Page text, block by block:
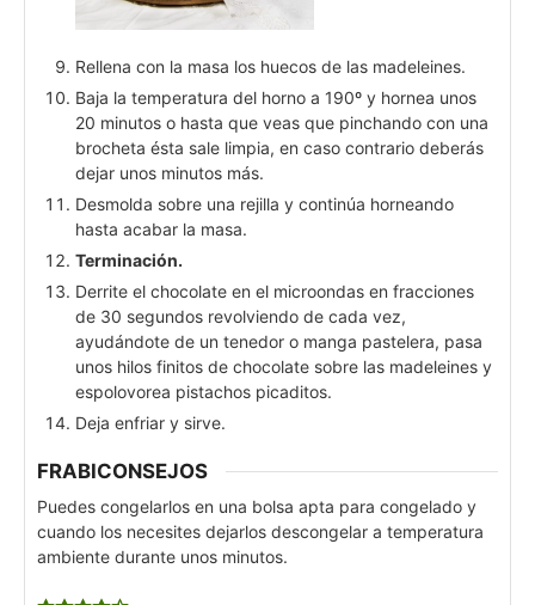
Rellena con la masa los huecos de las madeleines.
Baja la temperatura del horno a 190º y hornea unos
20 minutos o hasta que veas que pinchando con una
brocheta ésta sale limpia, en caso contrario deberás
dejar unos minutos más.
Desmolda sobre una rejilla y continúa horneando
hasta acabar la masa.
Terminación.
Derrite el chocolate en el microondas en fracciones
de 30 segundos revolviendo de cada vez,
ayudándote de un tenedor o manga pastelera, pasa
unos hilos finitos de chocolate sobre las madeleines y
espolovorea pistachos picaditos.
Deja enfriar y sirve.
FRABICONSEJOS
Puedes congelarlos en una bolsa apta para congelado y
cuando los necesites dejarlos descongelar a temperatura
ambiente durante unos minutos.